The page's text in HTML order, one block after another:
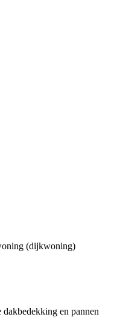
(dijkwoning)
en pannen